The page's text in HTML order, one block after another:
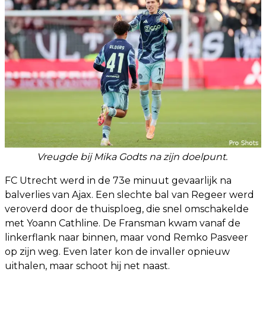
Vreugde bij Mika Godts na zijn doelpunt.
FC Utrecht werd in de 73e minuut gevaarlijk na
balverlies van Ajax. Een slechte bal van Regeer werd
veroverd door de thuisploeg, die snel omschakelde
met Yoann Cathline. De Fransman kwam vanaf de
linkerflank naar binnen, maar vond Remko Pasveer
op zijn weg. Even later kon de invaller opnieuw
uithalen, maar schoot hij net naast.